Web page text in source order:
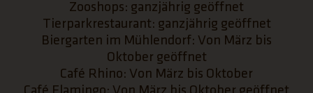
Zooshops: ganzjährig geöffnet
Tierparkrestaurant: ganzjährig geöffnet
Biergarten im Mühlendorf: Von März bis
Oktober geöffnet
Café Rhino: Von März bis Oktober
Café Flamingo: Von März bis Oktober geöffnet